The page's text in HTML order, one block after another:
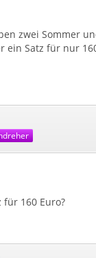
zwei Sommer
ein Satz für nur
für 160 Euro?